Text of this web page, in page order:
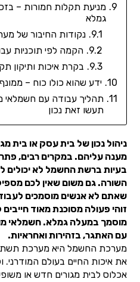
מניעת תקלות חמורות –
גמלא
נקודות החיבור של
הקמה לפי תוכניות
בקרת איכות ותיקון
ידע שהוא כולו כוח –
תהליך עבודה עם
תעשו זאת נכון
ניהול נכון של בית עסק או בית
מענה עליהם. במקרים רבים,
בעיות ברשת החשמל לא יכולים
השורה. גם משום שאין לכם
שאתם לא אנשים מוסמכים
זוהי פעולה מסוכנת מאוד
מוסמך במעלה גמלא. חשמלאי
עם האתגר, בזהירות ואחראיות.
מערכת החשמל היא מערכת תשתית
את איכות החיים בעולם המודרני.
אכלוס לבית מגורים חדש או